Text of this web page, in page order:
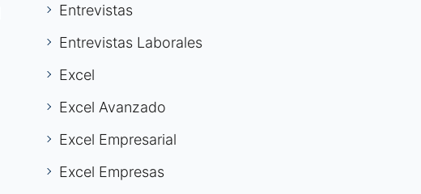
Entrevistas
Entrevistas Laborales
Excel
Excel Avanzado
Excel Empresarial
Excel Empresas